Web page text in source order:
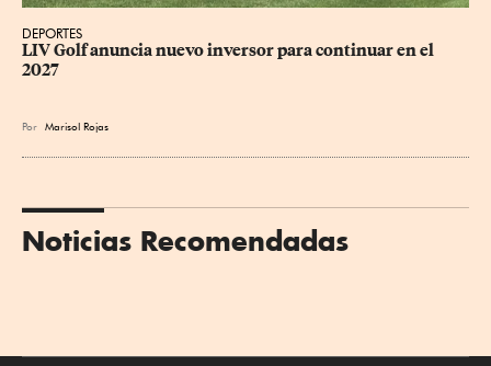
DEPORTES
LIV Golf anuncia nuevo inversor para continuar en el
2027
Por Marisol Rojas
Noticias Recomendadas